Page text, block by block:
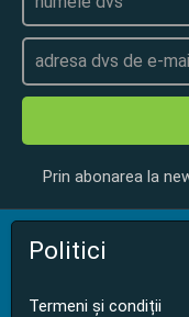
Prin abonarea la
Politici
Termeni și condiții